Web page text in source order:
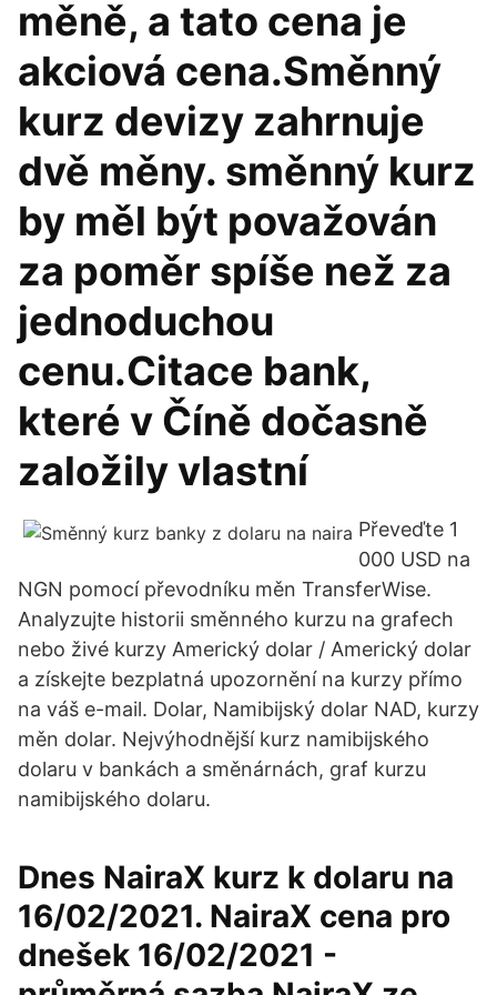
měně, a tato cena je
akciová cena.Směnný
kurz devizy zahrnuje
dvě měny. směnný kurz
by měl být považován
za poměr spíše než za
jednoduchou
cenu.Citace bank,
které v Číně dočasně
založily vlastní
Převeďte 1
000 USD na
NGN pomocí převodníku měn TransferWise.
Analyzujte historii směnného kurzu na grafech
nebo živé kurzy Americký dolar / Americký dolar
a získejte bezplatná upozornění na kurzy přímo
na váš e-mail. Dolar, Namibijský dolar NAD, kurzy
měn dolar. Nejvýhodnější kurz namibijského
dolaru v bankách a směnárnách, graf kurzu
namibijského dolaru.
Dnes NairaX kurz k dolaru na
16/02/2021. NairaX cena pro
dnešek 16/02/2021 -